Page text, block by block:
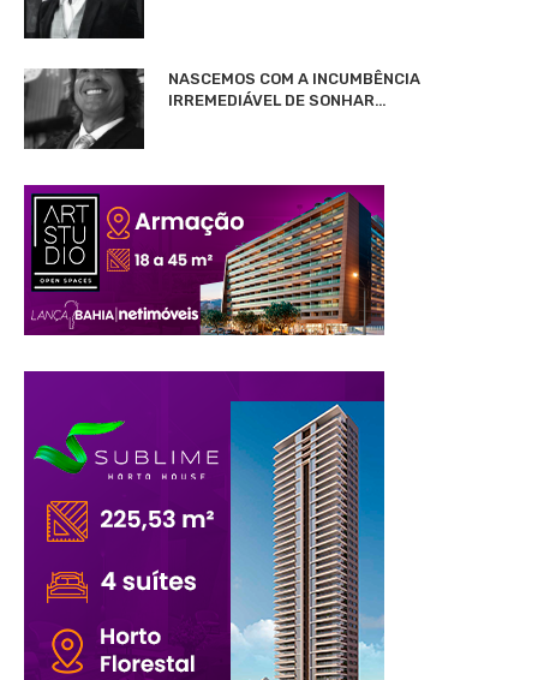
NASCEMOS COM A INCUMBÊNCIA
IRREMEDIÁVEL DE SONHAR…